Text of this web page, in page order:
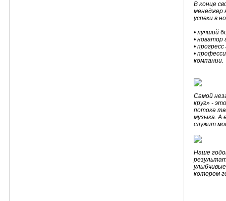
В конце
менеджер
успехи в
• лучший
• новатор
• прогресс
•
компании.
Самой
круг» -
потоке
музыка. А
служит
Наше
котором